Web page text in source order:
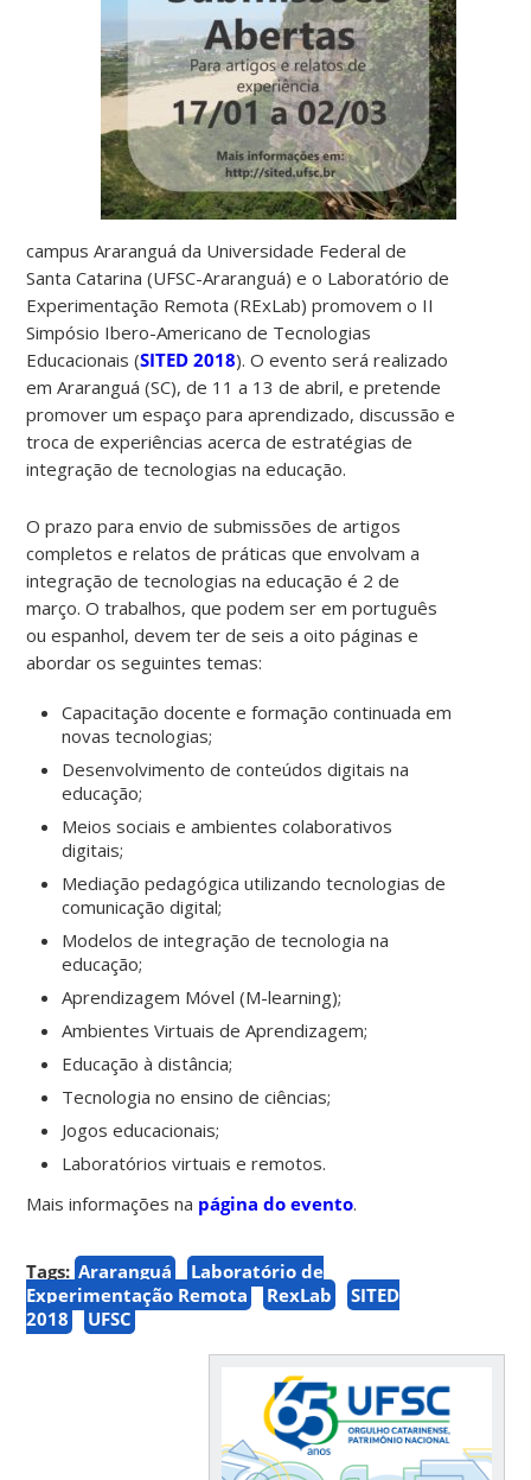
campus Araranguá da Universidade Federal de
Santa Catarina (UFSC-Araranguá) e o Laboratório de
Experimentação Remota (RExLab) promovem o II
Simpósio Ibero-Americano de Tecnologias
Educacionais (SITED 2018). O evento será realizado
em Araranguá (SC), de 11 a 13 de abril, e pretende
promover um espaço para aprendizado, discussão e
troca de experiências acerca de estratégias de
integração de tecnologias na educação.
O prazo para envio de submissões de artigos
completos e relatos de práticas que envolvam a
integração de tecnologias na educação é 2 de
março. O trabalhos, que podem ser em português
ou espanhol, devem ter de seis a oito páginas e
abordar os seguintes temas:
Capacitação docente e formação continuada em
novas tecnologias;
Desenvolvimento de conteúdos digitais na
educação;
Meios sociais e ambientes colaborativos
digitais;
Mediação pedagógica utilizando tecnologias de
comunicação digital;
Modelos de integração de tecnologia na
educação;
Aprendizagem Móvel (M-learning);
Ambientes Virtuais de Aprendizagem;
Educação à distância;
Tecnologia no ensino de ciências;
Jogos educacionais;
Laboratórios virtuais e remotos.
Mais informações na página do evento.
Tags: Araranguá
Laboratório de
Experimentação Remota
RexLab
SITED
2018
UFSC